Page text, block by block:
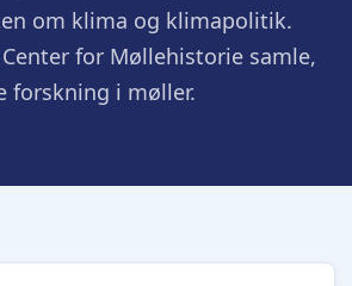
om klima og klimapolitik.
for Møllehistorie samle,
forskning i møller.